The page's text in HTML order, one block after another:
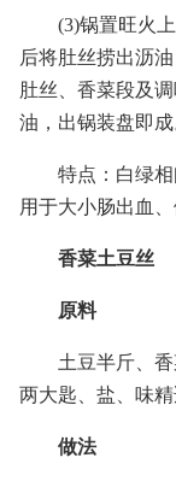
(3)锅置旺火
后将肚丝捞出沥
肚丝、香菜段及
油，出锅装盘即成
特点：白绿
用于大小肠出血、
香菜土豆丝
原料
土豆半斤、
两大匙、盐、味精
做法